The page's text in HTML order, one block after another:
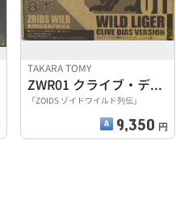
TAKARA TOMY
ZWR01 クライブ・ディアス専用ワイルドライガー
「ZOIDS ゾイドワイルド列伝」
9,350 円